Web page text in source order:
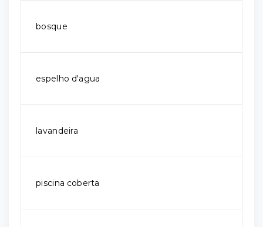
bosque
espelho d'agua
lavandeira
piscina coberta